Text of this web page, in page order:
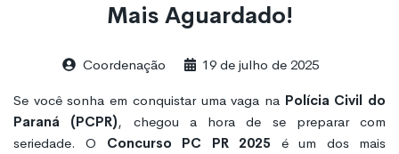
Mais Aguardado!
Coordenação 19 de julho de 2025
Se você sonha em conquistar uma vaga na Polícia Civil do
Paraná (PCPR), chegou a hora de se preparar com
seriedade. O Concurso PC PR 2025 é um dos mais